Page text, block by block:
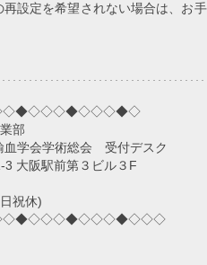
設定を希望されない場合は、お
部
血学会学術総会 受付デスク
大阪駅前第３ビル３F
祝休)